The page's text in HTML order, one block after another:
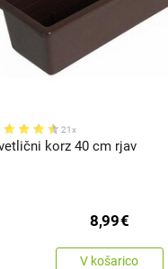
21x
korz 40 cm rjav
8,99€
V košarico